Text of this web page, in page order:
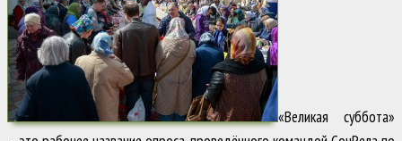
«Великая суббота»